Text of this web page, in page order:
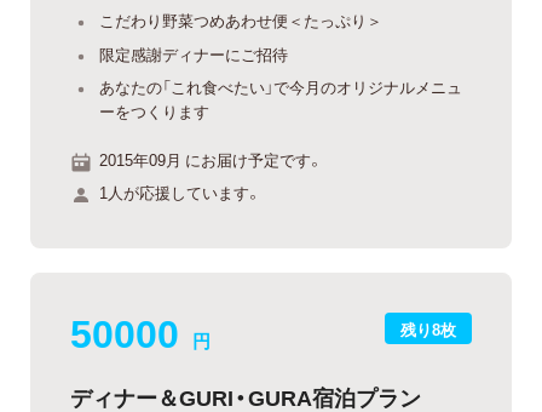
こだわり野菜つめあわせ便＜たっぷり＞
限定感謝ディナーにご招待
あなたの「これ食べたい」で今月のオリジナルメニュ
ーをつくります
2015年09月 にお届け予定です。
1人が応援しています。
残り8枚
50000 円
ディナー＆GURI・GURA宿泊プラン